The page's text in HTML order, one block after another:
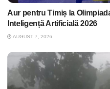
Aur pentru Timiș la
Inteligență Artificială 2026
AUGUST 7, 2026